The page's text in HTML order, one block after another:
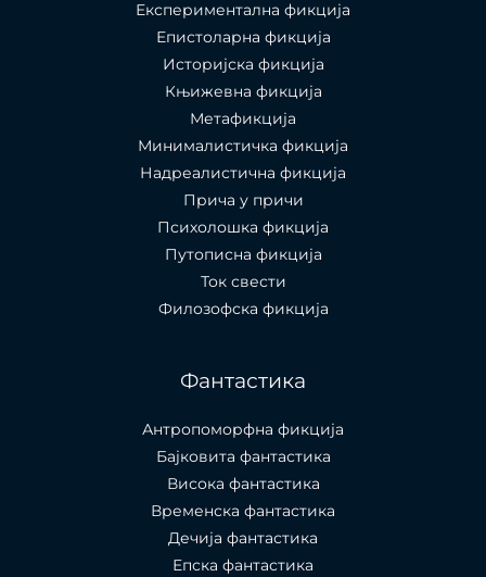
Експериментална фикција
Епистоларна фикција
Историјска фикција
Књижевна фикција
Метафикција
Минималистичка фикција
Надреалистична фикција
Прича у причи
Психолошкa фикција
Путописна фикција
Ток свести
Филозофска фикција
Фантастика
Антропоморфна фикција
Бајковита фантастика
Висока фантастика
Временска фантастика
Дечија фантастика
Епска фантастика